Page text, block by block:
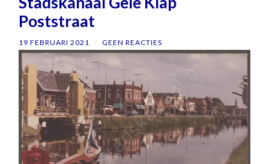
Poststraat
19 FEBRUARI 2021 / GEEN REACTIES